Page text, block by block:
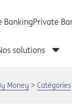
Money Catégories